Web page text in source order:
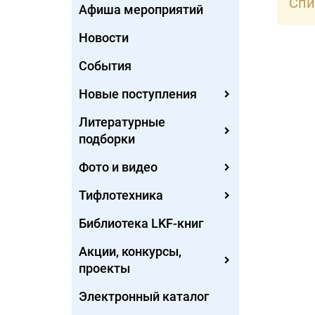
Афиша мероприятий
Новости
События
Новые поступления
Литературные
подборки
Фото и видео
Тифлотехника
Библиотека LKF-книг
Акции, конкурсы,
проекты
Электронный каталог